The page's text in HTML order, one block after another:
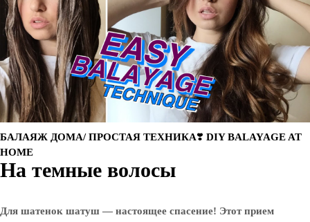
БАЛАЯЖ ДОМА/ ПРОСТАЯ ТЕХНИКА❣️ DIY BALAYAGE AT
HOME
На темные волосы
Для шатенок шатуш — настоящее спасение! Этот прием